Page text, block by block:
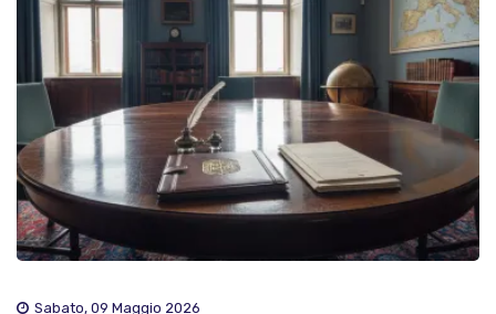
Sabato, 09 Maggio 2026